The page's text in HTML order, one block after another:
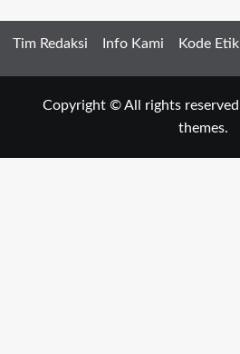
Tim Redaksi Info Kami Kode Etik
Copyright © All rights reserved
themes.